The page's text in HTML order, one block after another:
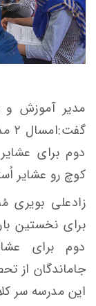
مدیر آموزش و
دوم برای
کوچ رو عشایر اُستان به
زادعلی بویری
برای نخستین
دوم برای
جاماندگان از
این مدرسه سر